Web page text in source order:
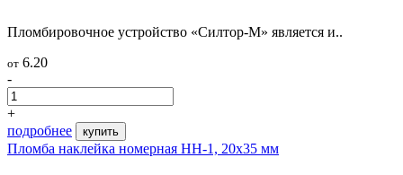
Пломбировочное устройство «Силтор-М» является и..
от 6.20
-
+
подробнее
купить
Пломба наклейка номерная НН-1, 20x35 мм